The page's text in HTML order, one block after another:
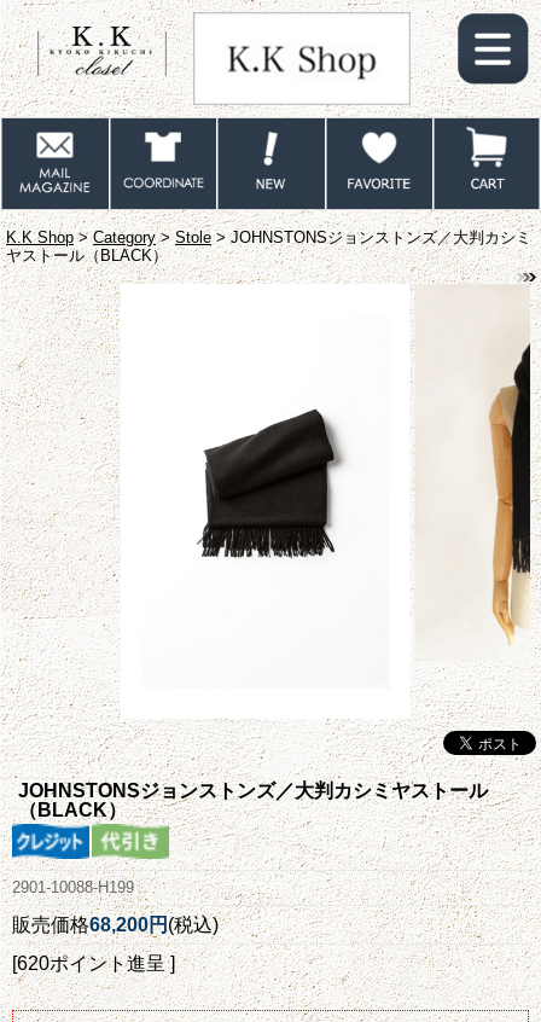
K.K Shop>Category>Stole> JOHNSTONSジョンストンズ／大判カシミ
ヤストール（BLACK）
JOHNSTONSジョンストンズ／大判カシミヤストール
（BLACK）
2901-10088-H199
販売価格68,200円(税込)
[620ポイント進呈 ]